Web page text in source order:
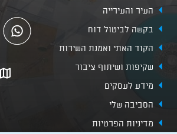
העיר והעירייה
בקשה לביטול דוח
הקוד האתי ואמנת השירות
שקיפות ושיתוף ציבור
מידע לעסקים
הסביבה שלי
מדיניות הפרטיות